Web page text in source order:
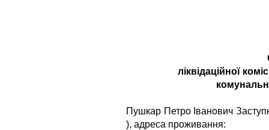
ліквідаційної
Пушкар Петро Іванович
), адреса проживання: